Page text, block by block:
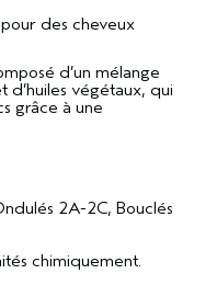
des cheveux
d’un mélange
d’huiles végétaux, qui
grâce à une
2A-2C, Bouclés
chimiquement.